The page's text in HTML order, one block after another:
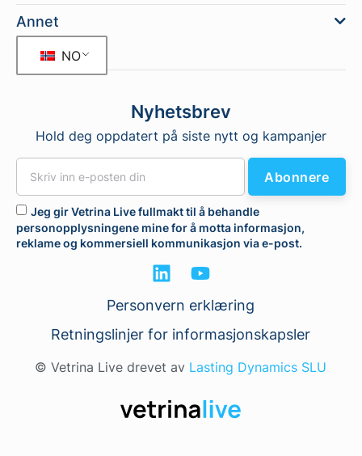
Annet
NO
Nyhetsbrev
Hold deg oppdatert på siste nytt og kampanjer
Jeg gir Vetrina Live fullmakt til å behandle
personopplysningene mine for å motta informasjon,
reklame og kommersiell kommunikasjon via e-post.
Abonnere
Personvern erklæring
Retningslinjer for informasjonskapsler
© Vetrina Live drevet av Lasting Dynamics SLU